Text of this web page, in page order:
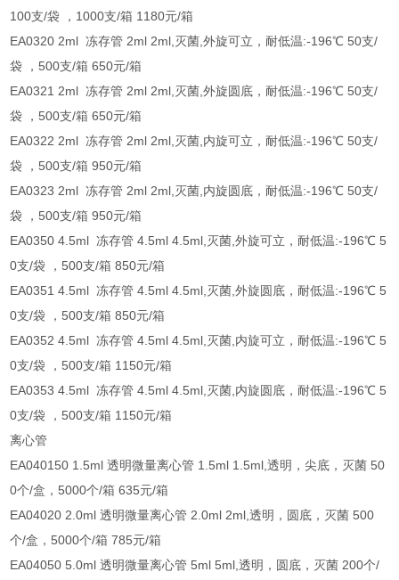
100支/袋 ，1000支/箱 1180元/箱
EA0320 2ml 冻存管 2ml 2ml,灭菌,外旋可立，耐低温:-196℃ 50支/
袋 ，500支/箱 650元/箱
EA0321 2ml 冻存管 2ml 2ml,灭菌,外旋圆底，耐低温:-196℃ 50支/
袋 ，500支/箱 650元/箱
EA0322 2ml 冻存管 2ml 2ml,灭菌,内旋可立，耐低温:-196℃ 50支/
袋 ，500支/箱 950元/箱
EA0323 2ml 冻存管 2ml 2ml,灭菌,内旋圆底，耐低温:-196℃ 50支/
袋 ，500支/箱 950元/箱
EA0350 4.5ml 冻存管 4.5ml 4.5ml,灭菌,外旋可立，耐低温:-196℃ 5
0支/袋 ，500支/箱 850元/箱
EA0351 4.5ml 冻存管 4.5ml 4.5ml,灭菌,外旋圆底，耐低温:-196℃ 5
0支/袋 ，500支/箱 850元/箱
EA0352 4.5ml 冻存管 4.5ml 4.5ml,灭菌,内旋可立，耐低温:-196℃ 5
0支/袋 ，500支/箱 1150元/箱
EA0353 4.5ml 冻存管 4.5ml 4.5ml,灭菌,内旋圆底，耐低温:-196℃ 5
0支/袋 ，500支/箱 1150元/箱
离心管
EA040150 1.5ml 透明微量离心管 1.5ml 1.5ml,透明，尖底，灭菌 50
0个/盒，5000个/箱 635元/箱
EA04020 2.0ml 透明微量离心管 2.0ml 2ml,透明，圆底，灭菌 500
个/盒，5000个/箱 785元/箱
EA04050 5.0ml 透明微量离心管 5ml 5ml,透明，圆底，灭菌 200个/